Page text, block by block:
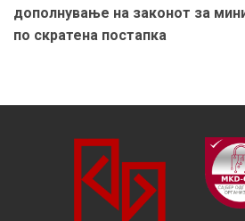
дополнување на законот за
по скратена постапка